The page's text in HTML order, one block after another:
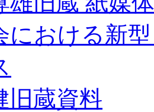
における新
旧蔵資料